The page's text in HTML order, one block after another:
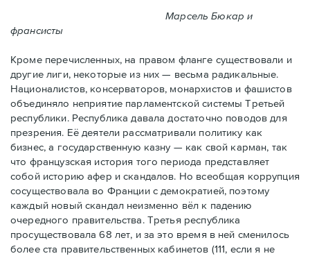
Марсель Бюкар и
франсисты
Кроме перечисленных, на правом фланге существовали и
другие лиги, некоторые из них — весьма радикальные.
Националистов, консерваторов, монархистов и фашистов
объединяло неприятие парламентской системы Третьей
республики. Республика давала достаточно поводов для
презрения. Её деятели рассматривали политику как
бизнес, а государственную казну — как свой карман, так
что французская история того периода представляет
собой историю афер и скандалов. Но всеобщая коррупция
сосуществовала во Франции с демократией, поэтому
каждый новый скандал неизменно вёл к падению
очередного правительства. Третья республика
просуществовала 68 лет, и за это время в ней сменилось
более ста правительственных кабинетов (111, если я не